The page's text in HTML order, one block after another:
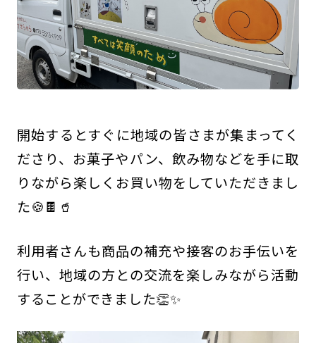
開始するとすぐに地域の皆さまが集まってく
ださり、お菓子やパン、飲み物などを手に取
りながら楽しくお買い物をしていただきまし
た🍪🍫🥤
利用者さんも商品の補充や接客のお手伝いを
行い、地域の方との交流を楽しみながら活動
することができました👏✨